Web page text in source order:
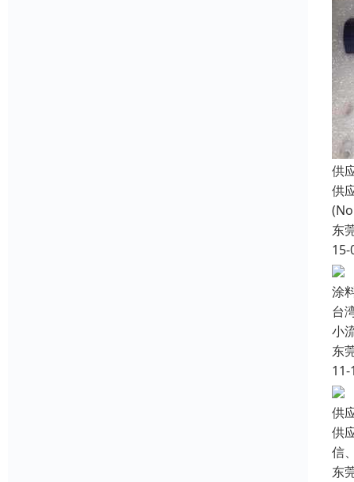
供
供
东
15-
涂
台
小
东
11-
供
供
信
东